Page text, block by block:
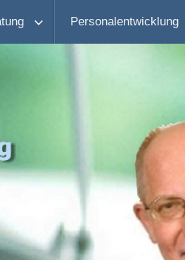
Personalentwicklung